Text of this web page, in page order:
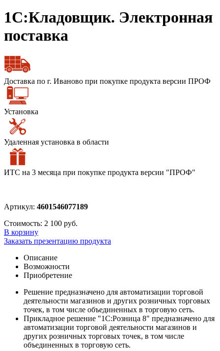
1C:Кладовщик. Электронная
поставка
Доставка по г. Иваново при покупке продукта версии ПРОФ
Установка
Удаленная установка в области
ИТС на 3 месяца при покупке продукта версии "ПРОФ"
Артикул: 4601546077189
Стоимость: 2 100 руб.
В корзину
Заказать презентацию продукта
Описание
Возможности
Приобретение
Решение предназначено для автоматизации торговой
деятельности магазинов и других розничных торговых
точек, в том числе объединенных в торговую сеть.
Прикладное решение "1С:Розница 8" предназначено для
автоматизации торговой деятельности магазинов и
других розничных торговых точек, в том числе
объединенных в торговую сеть.